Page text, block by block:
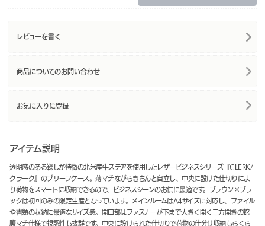
レビューを書く
商品についてのお問い合わせ
お気に入りに登録
アイテム説明
透明感のある鞣しが特徴の北米産牛ステアを使用したレザービジネスシリーズ『CLERK/
クラーク』のブリーフケース。薄マチながらきちんと自立し、中央に設けた仕切りによ
り荷物をスマートに収納できるので、ビジネスシーンのお供に最適です。ブラウン×ブラ
ックは初回のみの限定生産となっています。メインルームはA4サイズに対応し、ファイル
や書類の収納に最適なサイズ感。開口部はファスナーが下まで大きく開く三方開きの蛇
腹マチ仕様で視認性も抜群です。中央に設けられた仕切りで荷物の仕分け収納もらくら